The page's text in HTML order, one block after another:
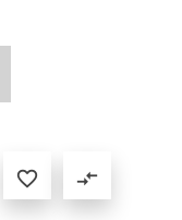
 compare_arrows